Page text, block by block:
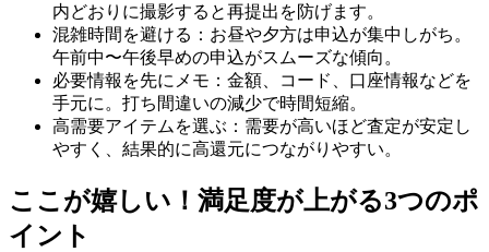
内どおりに撮影すると再提出を防げます。
混雑時間を避ける：お昼や夕方は申込が集中しがち。
午前中〜午後早めの申込がスムーズな傾向。
必要情報を先にメモ：金額、コード、口座情報などを
手元に。打ち間違いの減少で時間短縮。
高需要アイテムを選ぶ：需要が高いほど査定が安定し
やすく、結果的に高還元につながりやすい。
ここが嬉しい！満足度が上がる3つのポ
イント